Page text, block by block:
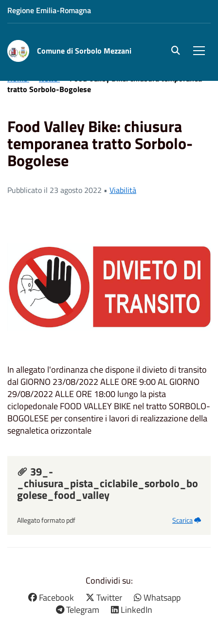
Regione Emilia-Romagna
Comune di Sorbolo Mezzani site.searc
Home News
Food Valley Bike: chiusura temporanea
tratto Sorbolo-Bogolese
Food Valley Bike: chiusura
temporanea tratto Sorbolo-
Bogolese
Pubblicato il 23 agosto 2022 • Viabilità
In allegato l'ordinanza che dispone il divieto di transito
dal GIORNO 23/08/2022 ALLE ORE 9:00 AL GIORNO
29/08/2022 ALLE ORE 18:00 lungo la pista
ciclopedonale FOOD VALLEY BIKE nel tratto SORBOLO-
BOGOLESE per consentire i lavori di realizzazione della
segnaletica orizzontale
39_-
_chiusura_pista_ciclabile_sorbolo_bo
golese_food_valley
Allegato formato pdf Scarica
Condividi su:
Facebook
Twitter
Whatsapp
Telegram
LinkedIn